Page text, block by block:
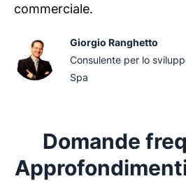
commerciale.
Giorgio Ranghetto
Consulente per lo
Spa
Domande